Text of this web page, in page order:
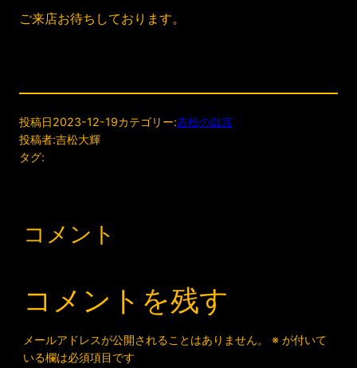
ご来店お待ちしております。
投稿日2023-12-19カテゴリー:吉松の戯言
投稿者:吉松大輝
タグ:
コメント
コメントを残す
メールアドレスが公開されることはありません。 ※が付いて
いる欄は必須項目です